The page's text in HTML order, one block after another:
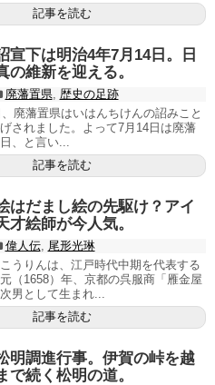
記事を読む
宣下は明治4年7月14日。日
の維新を迎える。
廃藩置県, 歴史の足跡
廃藩置県はいはんちけんの詔みこと
されました。よって7月14日は廃藩
、と言い...
記事を読む
はだまし絵の先駆け？アイ
才絵師が今人気。
偉人伝, 尾形光琳
うりんは、江戸時代中期を代表する
（1658）年、京都の呉服商「雁金屋
男として生まれ...
記事を読む
明調進行事。伊賀の峠を越
で続く松明の道。